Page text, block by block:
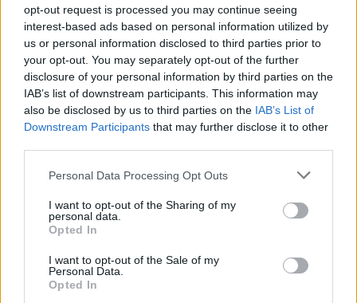
opt-out request is processed you may continue seeing
interest-based ads based on personal information utilized by
us or personal information disclosed to third parties prior to
your opt-out. You may separately opt-out of the further
disclosure of your personal information by third parties on the
IAB’s list of downstream participants. This information may
also be disclosed by us to third parties on the IAB’s List of
Downstream Participants that may further disclose it to other
Please note that this website/app uses one or more Google
not limited to your visit or usage behaviour. You may click to
grant or deny consent to Google and its third-party tags to
use your data for below specified purposes in below Google
consent section.
Personal Data Processing Opt Outs
I want to opt-out of the Sharing of my
personal data.
Opted In
I want to opt-out of the Sale of my
Personal Data.
Opted In
beszélt.
2026.07.23.